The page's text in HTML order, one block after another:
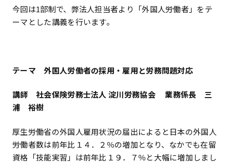
今回は1部制で、弊法人担当者より「外国人労働者」をテ
ーマとした講義を行います。
テーマ 外国人労働者の採用・雇用と労務問題対応
講師 社会保険労務士法人 淀川労務協会 業務係長 三
浦 裕樹
厚生労働省の外国人雇用状況の届出によると日本の外国人
労働者数は前年比１４．２％の増加となり、なかでも在留
資格「技能実習」は前年比１９．７％と大幅に増加しまし